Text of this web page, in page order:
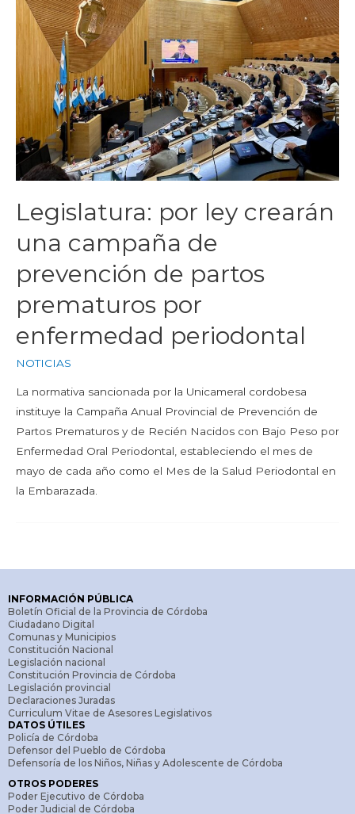
Legislatura: por ley crearán
una campaña de
prevención de partos
prematuros por
enfermedad periodontal
NOTICIAS
La normativa sancionada por la Unicameral cordobesa
instituye la Campaña Anual Provincial de Prevención de
Partos Prematuros y de Recién Nacidos con Bajo Peso por
Enfermedad Oral Periodontal, estableciendo el mes de
mayo de cada año como el Mes de la Salud Periodontal en
la Embarazada.
INFORMACIÓN PÚBLICA
Boletín Oficial de la Provincia de Córdoba
Ciudadano Digital
Comunas y Municipios
Constitución Nacional
Legislación nacional
Constitución Provincia de Córdoba
Legislación provincial
Declaraciones Juradas
Curriculum Vitae de Asesores Legislativos
DATOS ÚTILES
Policía de Córdoba
Defensor del Pueblo de Córdoba
Defensoría de los Niños, Niñas y Adolescente de Córdoba
OTROS PODERES
Poder Ejecutivo de Córdoba
Poder Judicial de Córdoba